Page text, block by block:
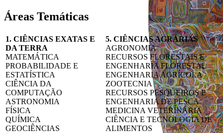
Áreas Temáticas
1. CIÊNCIAS EXATAS E
DA TERRA
MATEMÁTICA
PROBABILIDADE E
ESTATÍSTICA
CIÊNCIA DA
COMPUTAÇÃO
ASTRONOMIA
FÍSICA
QUÍMICA
GEOCIÊNCIAS
5. CIÊNCIAS AGRÁRIAS
AGRONOMIA
RECURSOS FLORESTAIS E
ENGENHARIA FLORESTAL
ENGENHARIA AGRÍCOLA
ZOOTECNIA
RECURSOS PESQUEIROS E
ENGENHARIA DE PESCA
MEDICINA VETERINÁRIA
CIÊNCIA E TECNOLOGIA DE
ALIMENTOS